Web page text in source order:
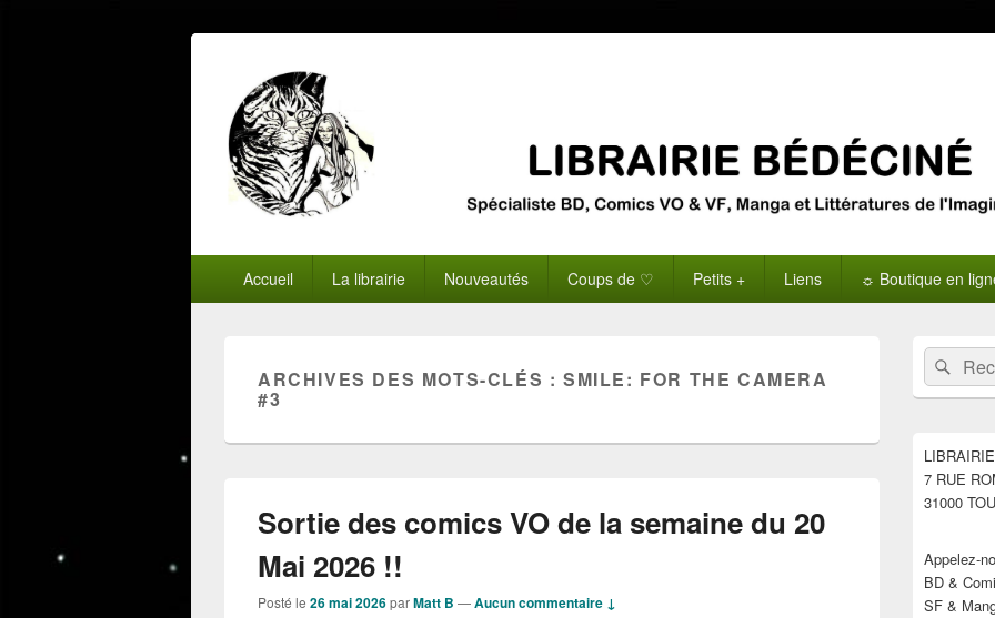
principalAccueil La librairie Nouveautés Coups de ♡ Petits + Liens ☼ Boutique en
ARCHIVES DES MOTS-CLÉS :SMILE: FOR THE CAMERA
#3
Sortie des comics VO de la semaine du 20
Mai 2026 !!
Posté le 26 mai 2026parMatt B —Aucun commentaire ↓
Zone
principale
de
widget
barre
latérale
Recherche
7 RUE
31000
Appelez-
BD &
SF &